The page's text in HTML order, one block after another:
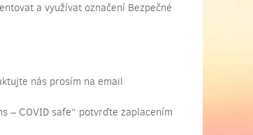
a využívat označení Bezpečné
nás prosím na email
– COVID safe“ potvrďte zaplacením